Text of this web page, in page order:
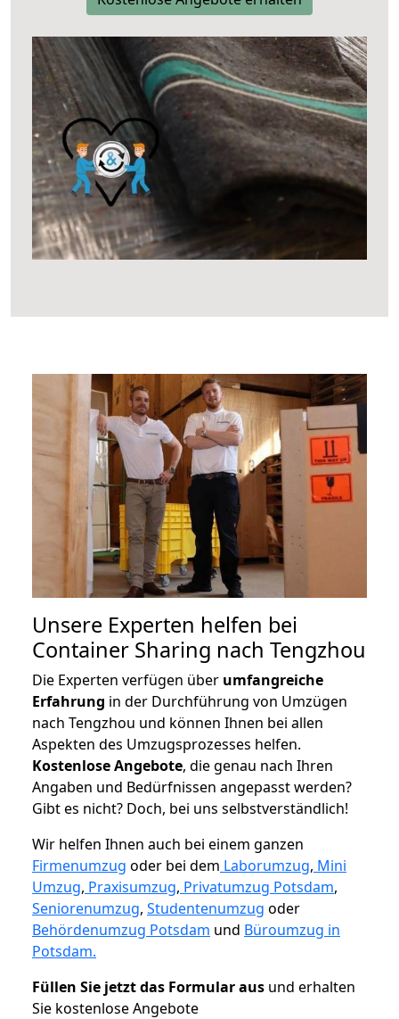
Unsere Experten helfen bei
Container Sharing nach Tengzhou
Die Experten verfügen über umfangreiche
Erfahrung in der Durchführung von Umzügen
nach Tengzhou und können Ihnen bei allen
Aspekten des Umzugsprozesses helfen.
Kostenlose Angebote, die genau nach Ihren
Angaben und Bedürfnissen angepasst werden?
Gibt es nicht? Doch, bei uns selbstverständlich!
Wir helfen Ihnen auch bei einem ganzen
Firmenumzug oder bei dem Laborumzug, Mini
Umzug, Praxisumzug, Privatumzug Potsdam,
Seniorenumzug, Studentenumzug oder
Behördenumzug Potsdam und Büroumzug in
Potsdam.
Füllen Sie jetzt das Formular aus und erhalten
Sie kostenlose Angebote